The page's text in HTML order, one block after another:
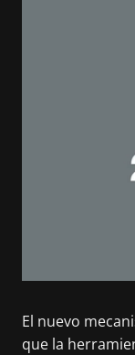
El nuevo
que la